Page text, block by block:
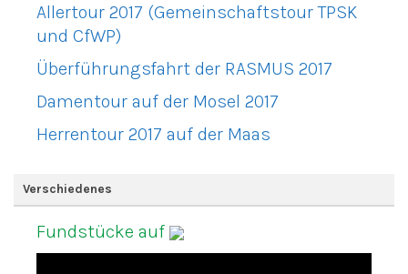
Allertour 2017 (Gemeinschaftstour TPSK
und CfWP)
Überführungsfahrt der RASMUS 2017
Damentour auf der Mosel 2017
Herrentour 2017 auf der Maas
Verschiedenes
Fundstücke auf